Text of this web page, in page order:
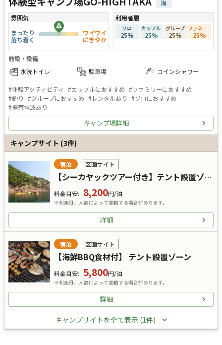
海
雰囲気
まったり
落ち着く
ワイワイ
にぎやか
利用者層
ソロ
25%
カップル
25%
グループ
25%
ファミリー
25%
施設・設備
水洗トイレ
駐車場 コインシャワー
#体験アクティビティ #カップルにおすすめ #ファミリーにおすすめ
#釣り #グループにおすすめ #レンタルあり #ソロにおすすめ
#携帯電波あり
キャンプ場詳細
キャンプサイト (3件)
宿泊 区画サイト
【シーカヤックツアー付き】テント設置ゾーン
料金目安: 8,200円/泊
※利用日、人数によって変動する場合があります。
詳細
宿泊 区画サイト
【海鮮BBQ食材付】 テント設置ゾーン
料金目安: 5,800円/泊
※利用日、人数によって変動する場合があります。
詳細
キャンプサイトを全て表示 (1件)